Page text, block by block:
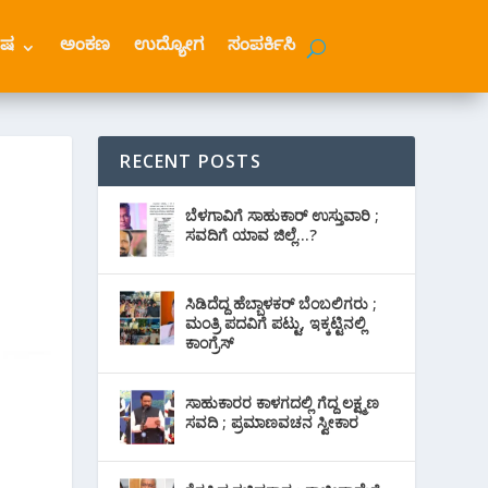
ಅಂಕಣ ಉದ್ಯೋಗ ಸಂಪರ್ಕಿಸಿ
RECENT POSTS
ಬೆಳಗಾವಿಗೆ ಸಾಹುಕಾರ್ ಉಸ್ತುವಾರಿ ;
ಸವದಿಗೆ ಯಾವ ಜಿಲ್ಲೆ…?
ಸಿಡಿದೆದ್ದ ಹೆಬ್ಬಾಳಕರ್ ಬೆಂಬಲಿಗರು ;
ಮಂತ್ರಿ ಪದವಿಗೆ ‌ಪಟ್ಟು, ಇಕ್ಕಟ್ಟಿನಲ್ಲಿ
ಕಾಂಗ್ರೆಸ್
ಸಾಹುಕಾರರ ಕಾಳಗದಲ್ಲಿ ಗೆದ್ದ ಲಕ್ಷ್ಮಣ
ಸವದಿ ; ಪ್ರಮಾಣವಚನ ಸ್ವೀಕಾರ